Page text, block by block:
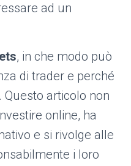
ad un
, in che modo può
di trader e perché
articolo non
online, ha
e si rivolge alle
i loro